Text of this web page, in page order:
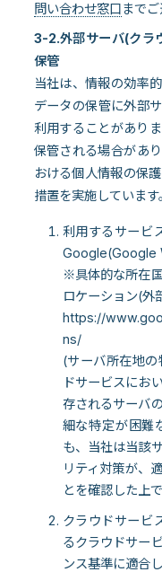
問い合わせ窓口までご
3-2.外部サーバ(クラ
保管
当社は、情報の効率
データの保管に外部
利用することがあり
保管される場合があ
おける個人情報の保
措置を実施しています
利用するサービ
Google(Google
※具体的な所在
ロケーション(外
https://
ns/
(サーバ所在地
ドサービスにお
存されるサーバ
細な特定が困難
も、当社は当該
リティ対策が、
とを確認した上
クラウドサービ
るクラウドサー
ンス基準に適合